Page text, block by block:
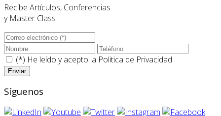
Recibe Artículos, Conferencias
y Master Class
(*) He leído y acepto la Politica de Privacidad
Síguenos